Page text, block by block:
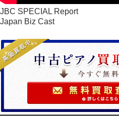
JBC SPECIAL Report
Japan Biz Cast